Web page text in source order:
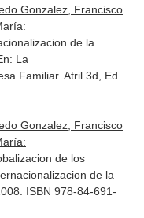
Gonzalez, Francisco
de la
La
Familiar. Atril 3d, Ed.
Gonzalez, Francisco
de los
de la
ISBN 978-84-691-